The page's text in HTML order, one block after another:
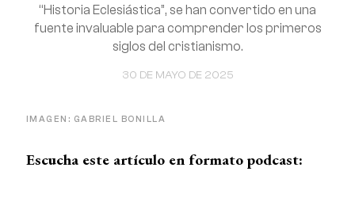
30 DE MAYO DE 2025
“Historia Eclesiástica”, se han convertido en una
fuente invaluable para comprender los primeros
siglos del cristianismo.
IMAGEN: GABRIEL BONILLA
Escucha este artículo en formato podcast: